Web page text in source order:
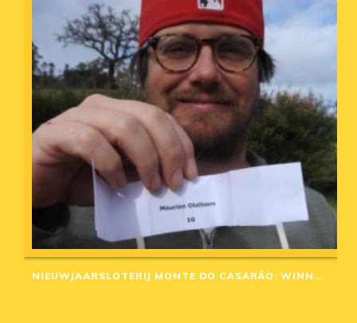
NIEUWJAARSLOTERIJ MONTE DO CASARÃO: WINNAARS VAN 2020